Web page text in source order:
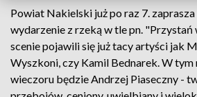
Powiat Nakielski już po raz 7.
wydarzenie z rzeką w tle pn. "Przystań
scenie pojawili się już tacy artyści jak
Wyszkoni, czy Kamil Bednarek. W
wieczoru będzie Andrzej Piaseczny -